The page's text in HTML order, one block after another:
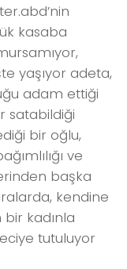
kasaba
yaşıyor adeta,
adam ettiği
satabildiği
bir oğlu,
ve
başka
kendine
kadınla
tutuluyor